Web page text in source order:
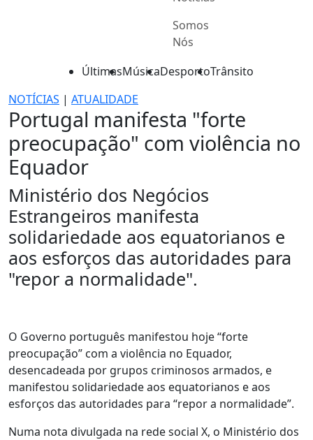
Somos
Nós
ÚltimasMúsicaDesportoTrânsito
NOTÍCIAS | ATUALIDADE
Portugal manifesta "forte
preocupação" com violência no
Equador
Ministério dos Negócios
Estrangeiros manifesta
solidariedade aos equatorianos e
aos esforços das autoridades para
"repor a normalidade".
O Governo português manifestou hoje “forte
preocupação” com a violência no Equador,
desencadeada por grupos criminosos armados, e
manifestou solidariedade aos equatorianos e aos
esforços das autoridades para “repor a normalidade”.
Numa nota divulgada na rede social X, o Ministério dos